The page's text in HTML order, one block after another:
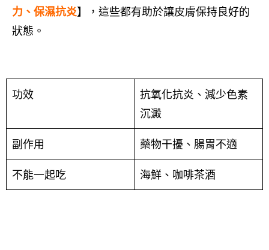
力、保濕抗炎】，這些都有助於讓皮膚保持良好的
狀態。
功效
抗氧化抗炎、減少色素
沉澱
副作用 藥物干擾、腸胃不適
不能一起吃 海鮮、咖啡茶酒